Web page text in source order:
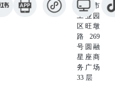
价格层面，美国对铜品种加征关税
关税预期有所强化，铜价波动风险
铜价走势的重要影响变量，当前尽
，铜矿供应担忧未消，但自由港印
和巴拿马铜矿库存出口预期下，加
，国内冶炼厂检修影响量还不大，
持续性有待观察，铜价涨势或难顺
间参考：80600-81800元/吨；伦铜
苏州市
工业园
区旺墩
路269
号圆融
星座商
务广场
33 层